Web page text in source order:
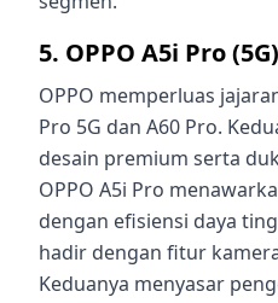
5. OPPO A5i Pro
OPPO memperluas
Pro 5G dan A60 Pro.
desain premium serta
OPPO A5i Pro
dengan efisiensi daya
hadir dengan fitur
Keduanya menyasar